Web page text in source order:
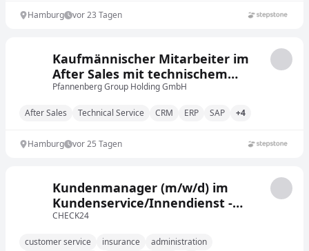
Hamburg vor 23 Tagen
Kaufmännischer Mitarbeiter im
After Sales mit technischem
Background (m/w/d)
Pfannenberg Group Holding GmbH
After Sales Technical Service CRM ERP SAP +4
Hamburg vor 25 Tagen
Kundenmanager (m/w/d) im
Kundenservice/Innendienst -
Quereinstieg möglich,
CHECK24
customer service insurance administration